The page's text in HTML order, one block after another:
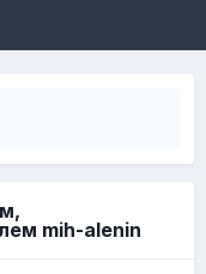
mih-alenin